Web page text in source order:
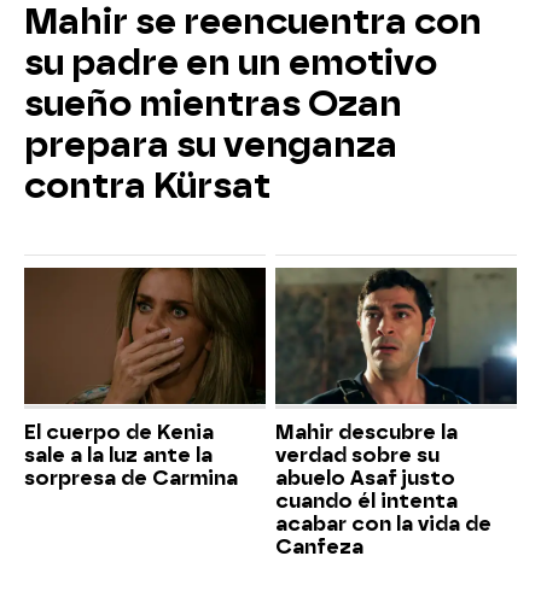
Mahir se reencuentra con
su padre en un emotivo
sueño mientras Ozan
prepara su venganza
contra Kürsat
El cuerpo de Kenia
sale a la luz ante la
sorpresa de Carmina
Mahir descubre la
verdad sobre su
abuelo Asaf justo
cuando él intenta
acabar con la vida de
Canfeza